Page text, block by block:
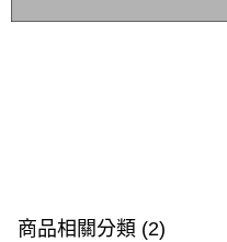
商品相關分類 (2)